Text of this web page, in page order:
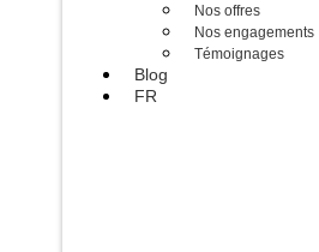
Nos offres
Nos engagements
Témoignages
Blog
FR